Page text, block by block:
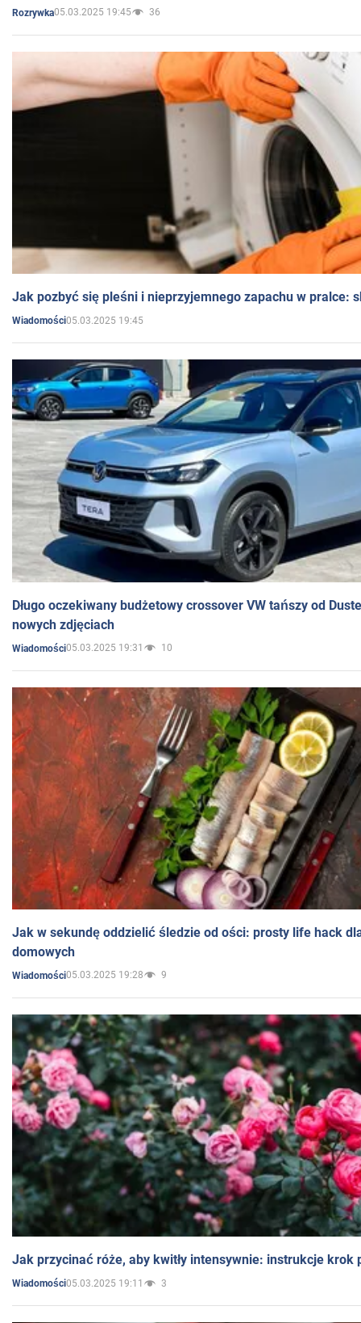
Rozrywka05.03.2025 19:45 36
Jak pozbyć się pleśni i nieprzyjemnego zapachu w pralce:
Wiadomości05.03.2025 19:45
Długo oczekiwany budżetowy crossover VW tańszy od
nowych zdjęciach
Wiadomości05.03.2025 19:31 10
Jak w sekundę oddzielić śledzie od ości: prosty life hack
domowych
Wiadomości05.03.2025 19:28 9
Jak przycinać róże, aby kwitły intensywnie: instrukcje krok
Wiadomości05.03.2025 19:11 3